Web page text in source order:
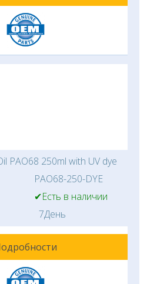
PAO68 250ml with UV dye
PAO68-250-DYE
✔Есть в наличии
7День